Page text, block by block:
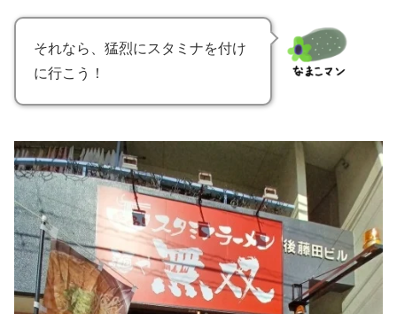
それなら、猛烈にスタミナを付け
に行こう！